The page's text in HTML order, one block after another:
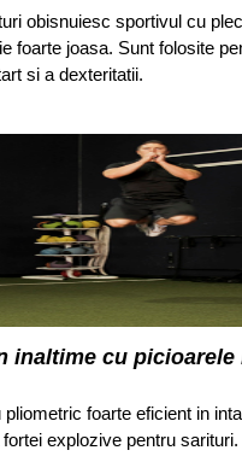
obisnuiesc sportivul cu
foarte joasa. Sunt folosite
si a dexteritatii.
inaltime cu picioarele
pliometric foarte eficient in
explozive pentru sarituri.